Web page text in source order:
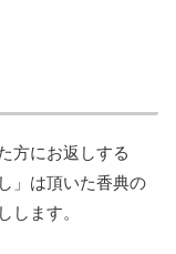
方にお返しする
」は頂いた香典の
します。